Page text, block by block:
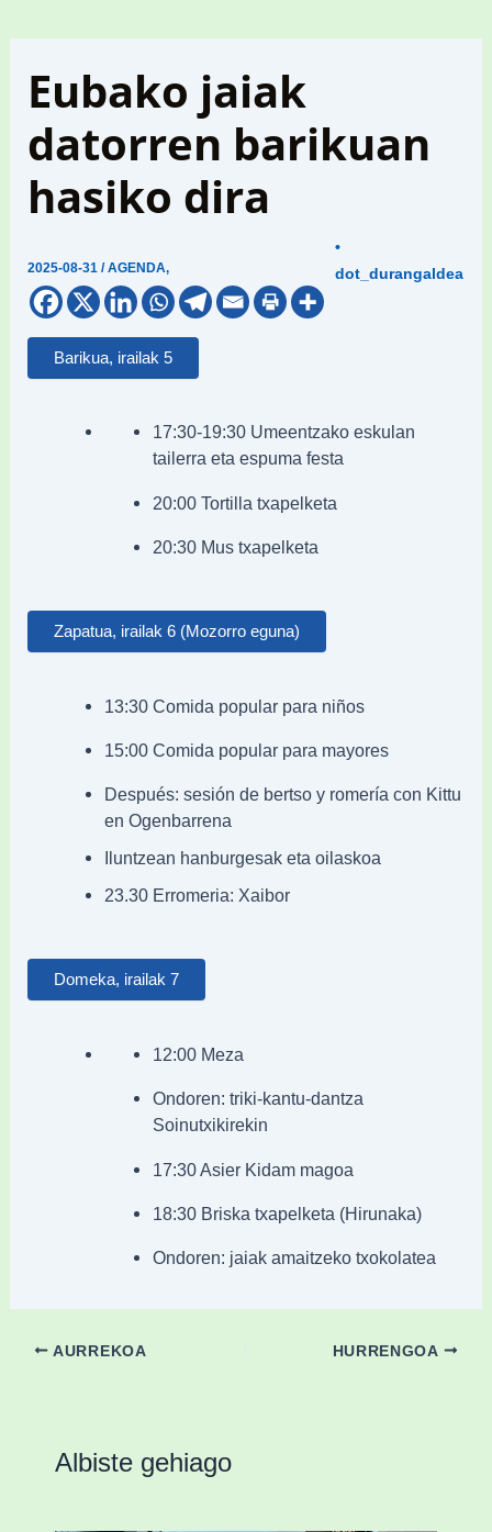
Eubako jaiak
datorren barikuan
hasiko dira
2025-08-31/AGENDA,
•
dot_durangaldea
Barikua, irailak 5
17:30-19:30 Umeentzako eskulan
tailerra eta espuma festa
20:00 Tortilla txapelketa
20:30 Mus txapelketa
Zapatua, irailak 6 (Mozorro eguna)
13:30 Comida popular para niños
15:00 Comida popular para mayores
Después: sesión de bertso y romería con Kittu
en Ogenbarrena
Iluntzean hanburgesak eta oilaskoa
23.30 Erromeria: Xaibor
Domeka, irailak 7
12:00 Meza
Ondoren: triki-kantu-dantza
Soinutxikirekin
17:30 Asier Kidam magoa
18:30 Briska txapelketa (Hirunaka)
Ondoren: jaiak amaitzeko txokolatea
AURREKOA HURRENGOA
Albiste gehiago